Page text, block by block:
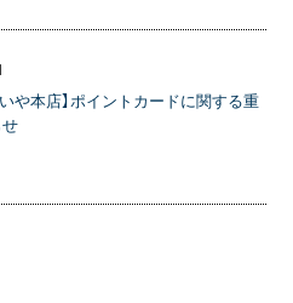
や本店】ポイントカードに関する重